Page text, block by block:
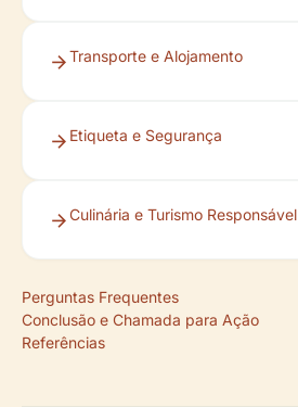
Transporte e Alojamento
Etiqueta e Segurança
Culinária e Turismo Responsável
Perguntas Frequentes
Conclusão e Chamada para Ação
Referências